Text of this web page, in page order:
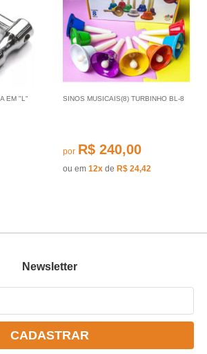
EM "L"
SINOS MUSICAIS(8) TURBINHO BL-8
por R$ 240,00
ou em 12x de R$ 24,42
Newsletter
CADASTRAR